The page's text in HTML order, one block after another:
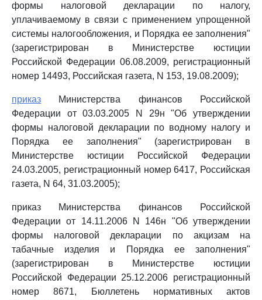
формы налоговой декларации по налогу,
уплачиваемому в связи с применением упрощенной
системы налогообложения, и Порядка ее заполнения"
(зарегистрирован в Министерстве юстиции
Российской Федерации 06.08.2009, регистрационный
номер 14493, Российская газета, N 153, 19.08.2009);
приказ Министерства финансов Российской
Федерации от 03.03.2005 N 29н "Об утверждении
формы налоговой декларации по водному налогу и
Порядка ее заполнения" (зарегистрирован в
Министерстве юстиции Российской Федерации
24.03.2005, регистрационный номер 6417, Российская
газета, N 64, 31.03.2005);
приказ Министерства финансов Российской
Федерации от 14.11.2006 N 146н "Об утверждении
формы налоговой декларации по акцизам на
табачные изделия и Порядка ее заполнения"
(зарегистрирован в Министерстве юстиции
Российской Федерации 25.12.2006 регистрационный
номер 8671, Бюллетень нормативных актов